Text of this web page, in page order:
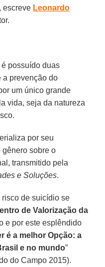
escreve Leonardo
é possuído duas
a prevenção do
um único grande
vida, seja da natureza
por seu
gênero sobre o
transmitido pela
e Soluções.
de suicídio se
de Valorização da
e por este esplêndido
é a melhor Opção: a
e no mundo”
do Campo 2015).